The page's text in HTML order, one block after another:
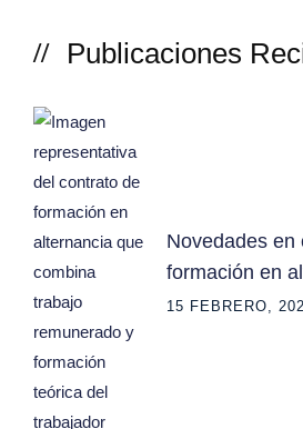
Publicaciones
Novedades en
formación en
15 FEBRERO,